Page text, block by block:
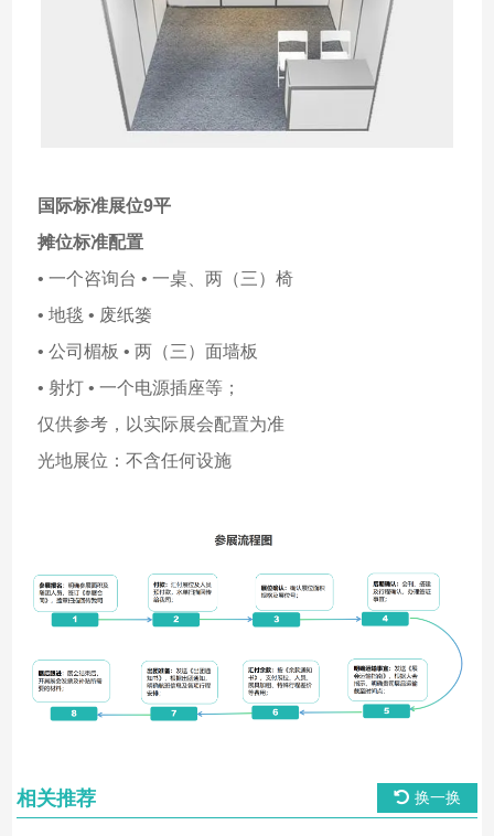
国际标准展位9平
摊位标准配置
• 一个咨询台 • 一桌、两（三）椅
• 地毯 • 废纸篓
• 公司楣板 • 两（三）面墙板
• 射灯 • 一个电源插座等；
仅供参考，以实际展会配置为准
光地展位：不含任何设施
相关推荐 换一换